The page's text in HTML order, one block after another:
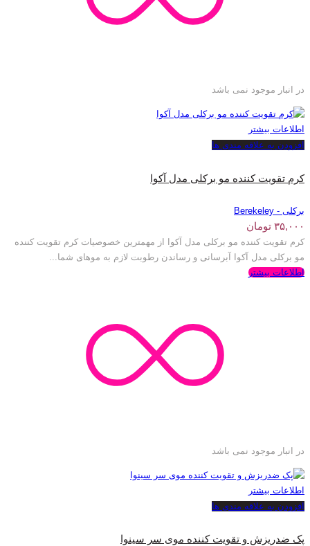
در انبار موجود نمی باشد
اطلاعات بیشتر
افزودن به علاقه مندی ها
کرم تقویت کننده مو برکلی مدل آکوا
برکلی - Berekeley
۳۵,۰۰۰ تومان
کرم تقویت کننده مو برکلی مدل آکوا از مهمترین خصوصیات کرم تقویت کننده
مو برکلی مدل آکوا آبرسانی و رساندن رطوبت لازم به موهای شما...
اطلاعات بیشتر
در انبار موجود نمی باشد
اطلاعات بیشتر
افزودن به علاقه مندی ها
پک ضدریزش و تقویت کننده موی سر سینوا